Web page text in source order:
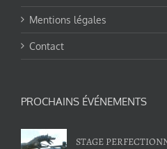
Mentions légales
Contact
PROCHAINS ÉVÉNEMENTS
STAGE